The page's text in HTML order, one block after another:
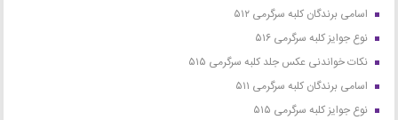
اسامی برندگان کلبه سرگرمی ۵۱۲
نوع جوایز کلبه سرگرمی ۵۱۶
نکات خواندنی عکس جلد کلبه سرگرمی ۵۱۵
اسامی برندگان کلبه سرگرمی ۵۱۱
نوع جوایز کلبه سرگرمی ۵۱۵